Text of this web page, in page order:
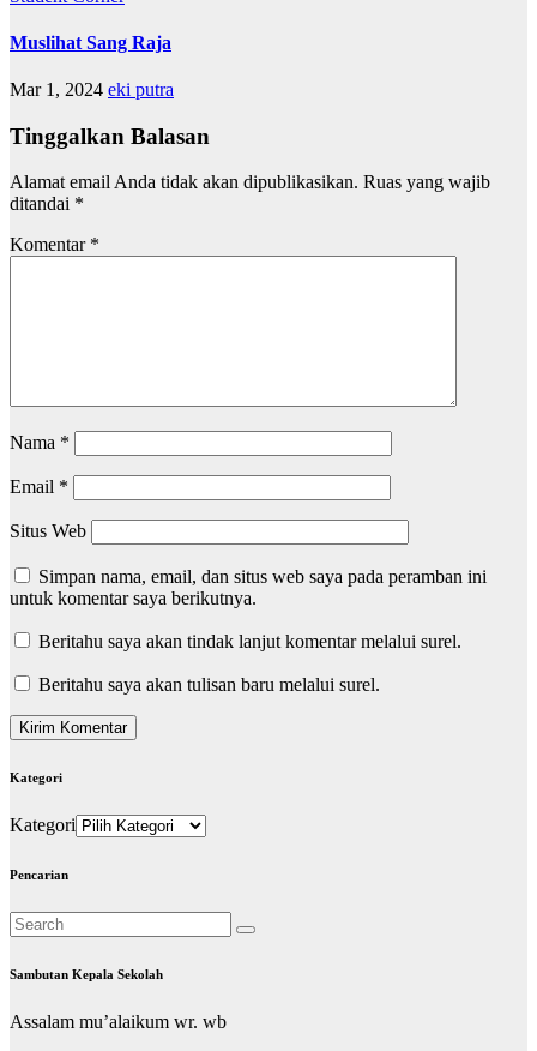
Muslihat Sang Raja
Mar 1, 2024 eki putra
Tinggalkan Balasan
Alamat email Anda tidak akan dipublikasikan. Ruas yang wajib
ditandai *
Komentar *
Nama *
Email *
Situs Web
Simpan nama, email, dan situs web saya pada peramban ini
untuk komentar saya berikutnya.
Beritahu saya akan tindak lanjut komentar melalui surel.
Beritahu saya akan tulisan baru melalui surel.
Kategori
Kategori
Pencarian
Sambutan Kepala Sekolah
Assalam mu’alaikum wr. wb